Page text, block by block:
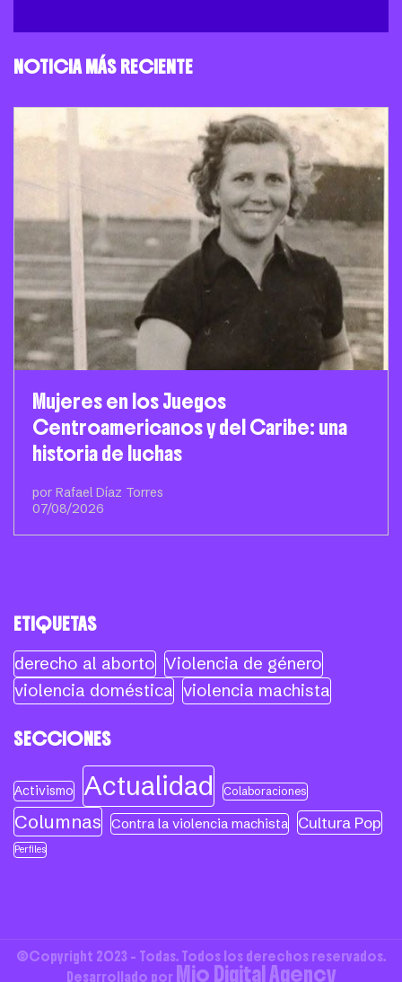
NOTICIA MÁS RECIENTE
Mujeres en los Juegos
Centroamericanos y del Caribe: una
historia de luchas
por Rafael Díaz Torres
07/08/2026
ETIQUETAS
derecho al aborto Violencia de género
violencia doméstica violencia machista
SECCIONES
Activismo Actualidad Colaboraciones
Columnas Contra la violencia machista Cultura Pop
Perfiles
©Copyright 2023 - Todas. Todos los derechos reservados.
Desarrollado por Mio Digital Agency